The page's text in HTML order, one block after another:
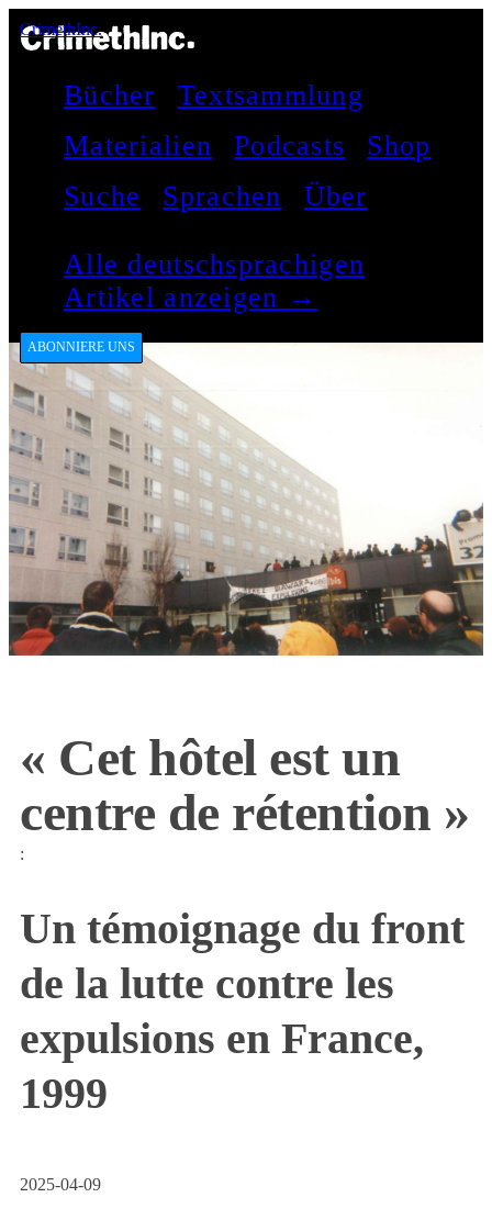
CrimethInc.
Bücher
Textsammlung
Materialien
Podcasts
Shop
Suche
Sprachen Über
Alle deutschsprachigen
Artikel anzeigen →
ABONNIERE UNS
« Cet hôtel est un
centre de rétention »
:
Un témoignage du front
de la lutte contre les
expulsions en France,
1999
2025-04-09